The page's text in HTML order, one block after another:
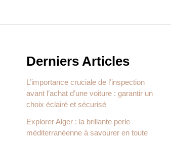
Derniers Articles
L’importance cruciale de l’inspection
avant l’achat d’une voiture : garantir un
choix éclairé et sécurisé
Explorer Alger : la brillante perle
méditerranéenne à savourer en toute